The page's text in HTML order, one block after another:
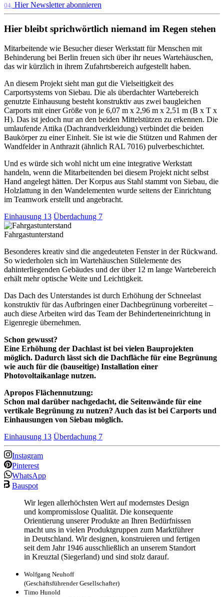
04. Hier Newsletter abonnieren
Hier bleibt sprichwörtlich niemand im Regen stehen
Mitarbeitende wie Besucher dieser Werkstatt für Menschen mit
Behinderung bei Berlin freuen sich über ihr neues Wartehäuschen,
das wir kürzlich in ihrem Zufahrtsbereich aufgestellt haben.
An diesem Projekt sieht man gut die Vielseitigkeit des
Carportsystems von Siebau. Die als überdachter Wartebereich
genutzte Einhausung besteht konstruktiv aus zwei baugleichen
Carports mit einer Größe von je 6,07 m x 2,96 m x 2,51 m (B x T x
H). Das ist jedoch nur an den beiden Mittelstützen zu erkennen. Die
umlaufende Attika (Dachrandverkleidung) verbindet die beiden
Baukörper zu einer Einheit. Sie ist wie die Stützen und Rahmen der
Wandfelder in Anthrazit (ähnlich RAL 7016) pulverbeschichtet.
Und es würde sich wohl nicht um eine integrative Werkstatt
handeln, wenn die Mitarbeitenden bei diesem Projekt nicht selbst
Hand angelegt hätten. Der Korpus aus Stahl stammt von Siebau, die
Holzlattung in den Wandelementen wurde seitens der Einrichtung
im Teamwork erstellt und angebracht.
Einhausung 13 Überdachung 7
Fahrgastunterstand
Besonderes kreativ sind die angedeuteten Fenster in der Rückwand.
So wiederholen sich im Wartehäuschen Stilelemente des
dahinterliegenden Gebäudes und der über 12 m lange Wartebereich
erhält mehr optische Weite und Leichtigkeit.
Das Dach des Unterstandes ist durch Erhöhung der Schneelast
konstruktiv für das Aufbringen einer Dachbegrünung vorbereitet –
auch diese Arbeiten wird das Team der Behinderteneinrichtung in
Eigenregie übernehmen.
Schon gewusst?
Eine Erhöhung der Dachlast ist bei vielen Bauprojekten
möglich. Dadurch lässt sich die Dachfläche für eine Begrünung
wie auch für die (bauseitige) Installation einer
Photovoltaikanlage nutzen.
Apropos Flächennutzung:
Schon mal darüber nachgedacht, die Seitenwände für eine
vertikale Begrünung zu nutzen? Auch das ist bei Carports und
Einhausungen von Siebau möglich.
Einhausung 13 Überdachung 7
Instagram
Pinterest
WhatsApp
Bauspot
Wir legen allerhöchsten Wert auf modernstes Design
und kompromisslose Qualität. Die konsequente
Orientierung unserer Produkte an Ihren Bedürfnissen
macht uns in vielen Produktgruppen zum Marktführer
in Deutschland. Wir designen, konstruieren und fertigen
seit dem Jahr 1946 ausschließlich an unserem Standort
in Kreuztal (Siegerland) und sind stolz darauf.
Wolfgang Neuhoff
(Geschäftsführender Gesellschafter)
Timo Hunold